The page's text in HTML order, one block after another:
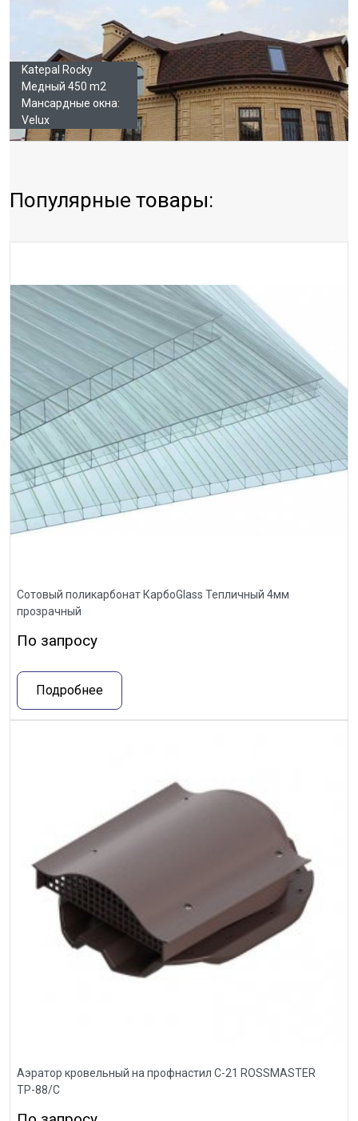
Katepal Rocky
Медный 450 m2
Мансардные окна:
Velux
Популярные товары:
Сотовый поликарбонат КарбоGlass Тепличный 4мм
прозрачный
По запросу
Подробнее
Аэратор кровельный на профнастил С-21 ROSSMASTER
ТР-88/С